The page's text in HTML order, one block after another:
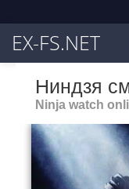
EX-FS.NET
Ниндзя
Ninja watch